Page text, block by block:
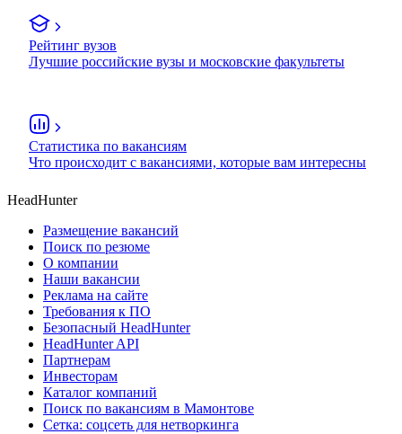
Рейтинг вузов
Лучшие российские вузы и московские факультеты
Статистика по вакансиям
Что происходит с вакансиями, которые вам интересны
HeadHunter
Размещение вакансий
Поиск по резюме
О компании
Наши вакансии
Реклама на сайте
Требования к ПО
Безопасный HeadHunter
HeadHunter API
Партнерам
Инвесторам
Каталог компаний
Поиск по вакансиям в Мамонтове
Сетка: соцсеть для нетворкинга